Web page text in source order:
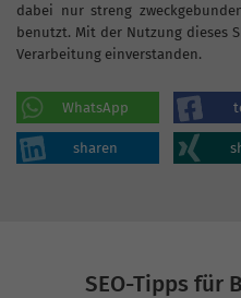
dabei nur streng
benutzt. Mit der Nutzung dieses
Verarbeitung einverstanden.
WhatsApp
sharen
SEO-Tipps für